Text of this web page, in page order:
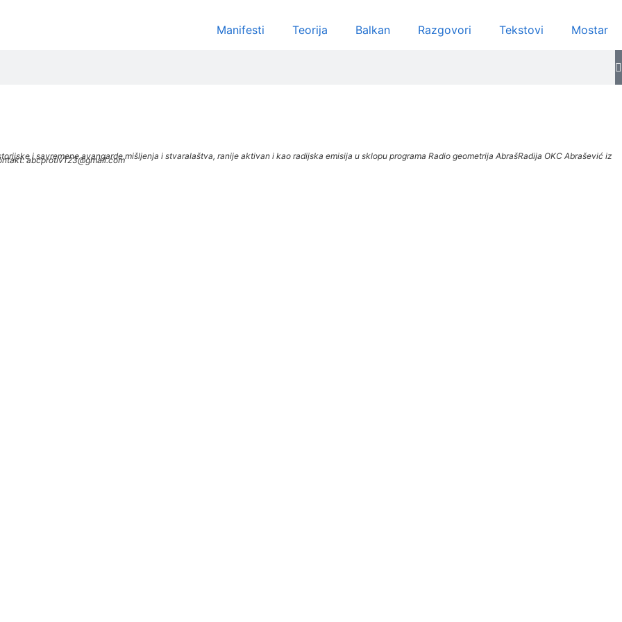
Manifesti Teorija Balkan Razgovori Tekstovi Mostar
i savremene avangarde mišljenja i stvaralaštva, ranije aktivan i kao radijska emisija u sklopu programa Radio geometrija AbrašRadija OKC Abrašević iz
abcprotiv123@gmail.com